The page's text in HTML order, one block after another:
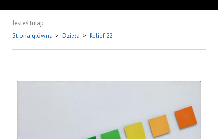
Jesteś tutaj:
Strona główna > Dzieła > Relief 22